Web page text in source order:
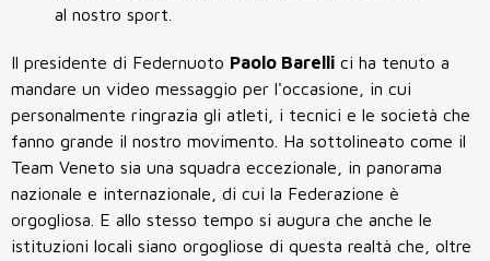
al nostro sport.
Il presidente di Federnuoto Paolo Barelli ci ha tenuto a
mandare un video messaggio per l'occasione, in cui
personalmente ringrazia gli atleti, i tecnici e le società che
fanno grande il nostro movimento. Ha sottolineato come il
Team Veneto sia una squadra eccezionale, in panorama
nazionale e internazionale, di cui la Federazione è
orgogliosa. E allo stesso tempo si augura che anche le
istituzioni locali siano orgogliose di questa realtà che, oltre